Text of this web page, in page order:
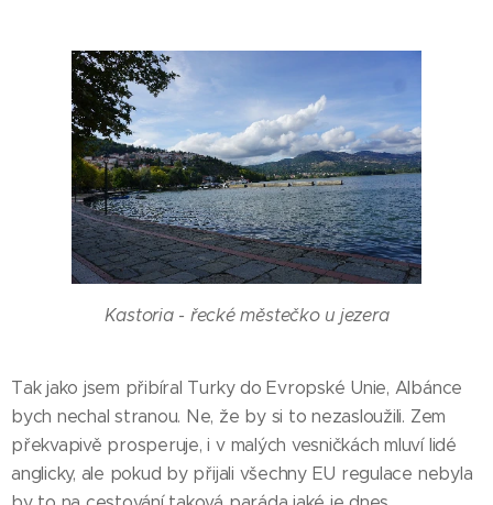
Kastoria - řecké městečko u jezera
Tak jako jsem přibíral Turky do Evropské Unie, Albánce
bych nechal stranou. Ne, že by si to nezasloužili. Zem
překvapivě prosperuje, i v malých vesničkách mluví lidé
anglicky, ale pokud by přijali všechny EU regulace nebyla